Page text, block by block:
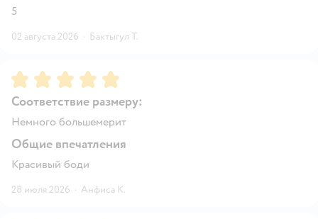
5
02 августа 2026 · Бактыгул Т.
Рейтинг:5
Соответствие размеру:
Немного большемерит
Общие впечатления
Красивый боди
28 июля 2026 · Анфиса К.